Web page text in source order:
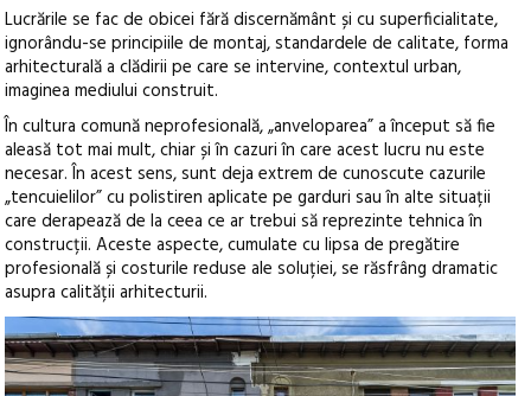
Lucrările se fac de obicei fără discernământ și cu superficialitate,
ignorându-se principiile de montaj, standardele de calitate, forma
arhitecturală a clădirii pe care se intervine, contextul urban,
imaginea mediului construit.
În cultura comună neprofesională, „anveloparea” a început să fie
aleasă tot mai mult, chiar și în cazuri în care acest lucru nu este
necesar. În acest sens, sunt deja extrem de cunoscute cazurile
„tencuielilor” cu polistiren aplicate pe garduri sau în alte situații
care derapează de la ceea ce ar trebui să reprezinte tehnica în
construcții. Aceste aspecte, cumulate cu lipsa de pregătire
profesională și costurile reduse ale soluției, se răsfrâng dramatic
asupra calității arhitecturii.